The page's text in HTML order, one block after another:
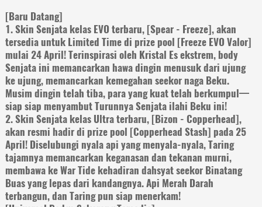
[Baru Datang]
1. Skin Senjata kelas EVO terbaru, [Spear - Freeze], akan
tersedia untuk Limited Time di prize pool [Freeze EVO Valor]
mulai 24 April! Terinspirasi oleh Kristal Es ekstrem, body
Senjata ini memancarkan hawa dingin menusuk dari ujung
ke ujung, memancarkan kemegahan seekor naga Beku.
Musim dingin telah tiba, para yang kuat telah berkumpul—
siap siap menyambut Turunnya Senjata ilahi Beku ini!
2. Skin Senjata kelas Ultra terbaru, [Bizon - Copperhead],
akan resmi hadir di prize pool [Copperhead Stash] pada 25
April! Diselubungi nyala api yang menyala-nyala, Taring
tajamnya memancarkan keganasan dan tekanan murni,
membawa ke War Tide kehadiran dahsyat seekor Binatang
Buas yang lepas dari kandangnya. Api Merah Darah
terbangun, dan Taring pun siap menerkam!